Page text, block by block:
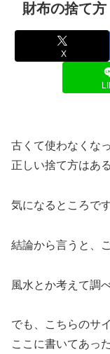
財布の捨て方
X
古くて使わなくな
正しい捨て方はあ
気になるところで
結論から言うと、
風水とか考えて調
でも、こちらのサ
ここに書いてあっ